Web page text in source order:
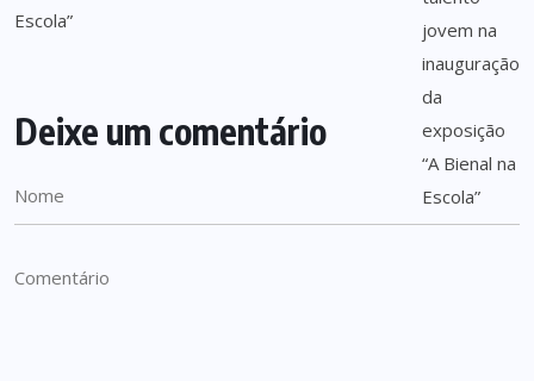
Deixe um comentário